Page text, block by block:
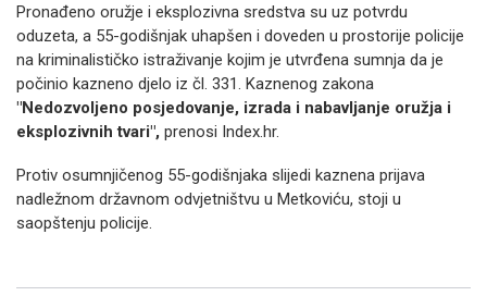
Pronađeno oružje i eksplozivna sredstva su uz potvrdu
oduzeta, a 55-godišnjak uhapšen i doveden u prostorije policije
na kriminalističko istraživanje kojim je utvrđena sumnja da je
počinio kazneno djelo iz čl. 331. Kaznenog zakona
"Nedozvoljeno posjedovanje, izrada i nabavljanje oružja i
eksplozivnih tvari", prenosi Index.hr.
Protiv osumnjičenog 55-godišnjaka slijedi kaznena prijava
nadležnom državnom odvjetništvu u Metkoviću, stoji u
saopštenju policije.